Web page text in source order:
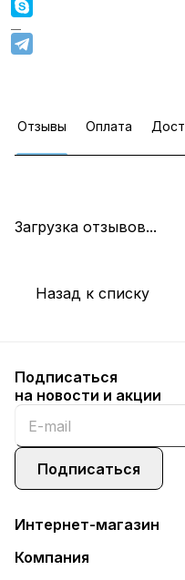
Отзывы Оплата
Загрузка отзывов...
Назад к списку
Подписаться
на новости и акции
Подписаться
Интернет-магазин
Компания